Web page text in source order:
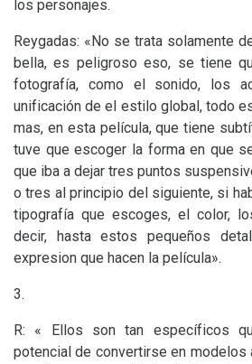
los personajes.
Reygadas: «No se trata solamente
bella, es peligroso eso, se tiene
fotografía, como el sonido, los
unificación de el estilo global, todo
mas, en esta película, que tiene
tuve que escoger la forma en que
que iba a dejar tres puntos
o tres al principio del siguiente, si
tipografía que escoges, el color,
decir, hasta estos pequeños
expresion que hacen la película».
3.
R: « Ellos son tan específicos
potencial de convertirse en modelos